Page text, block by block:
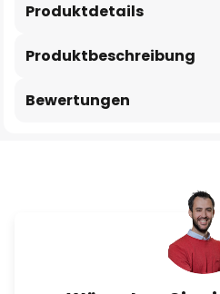
Produktbeschreibung
Produktdetails
Bewertungen